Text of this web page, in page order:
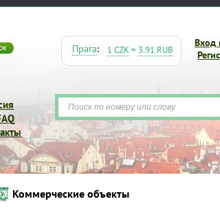
Вход
Прага: 1 CZK= 3.91 RUB
объекты
Коммерческие объекты